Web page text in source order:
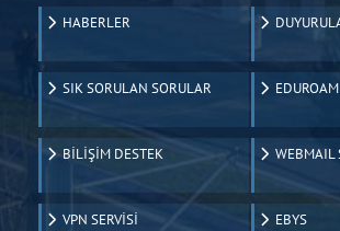
HABERLER
SIK SORULAN SORULAR EDUROAM
BİLİŞİM DESTEK WEBMAIL
VPN SERVİSİ EBYS